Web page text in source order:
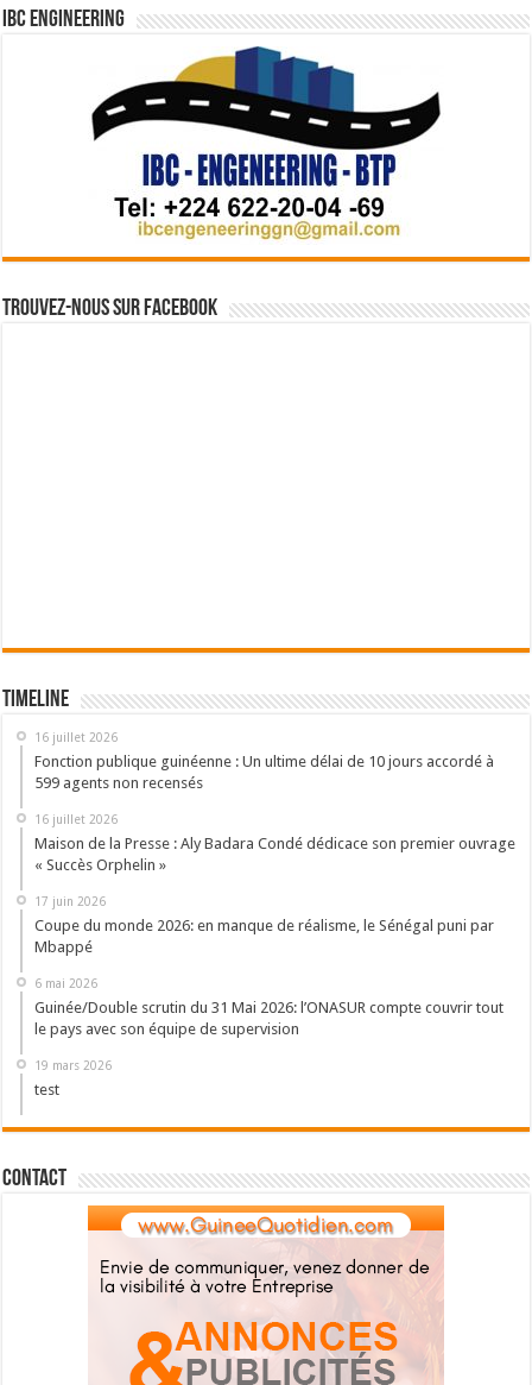
IBC Engineering
Trouvez-nous sur Facebook
Timeline
16 juillet 2026
Fonction publique guinéenne : Un ultime délai de 10 jours accordé à
599 agents non recensés
16 juillet 2026
Maison de la Presse : Aly Badara Condé dédicace son premier ouvrage
« Succès Orphelin »
17 juin 2026
Coupe du monde 2026: en manque de réalisme, le Sénégal puni par
Mbappé
6 mai 2026
Guinée/Double scrutin du 31 Mai 2026: l’ONASUR compte couvrir tout
le pays avec son équipe de supervision
19 mars 2026
test
Contact